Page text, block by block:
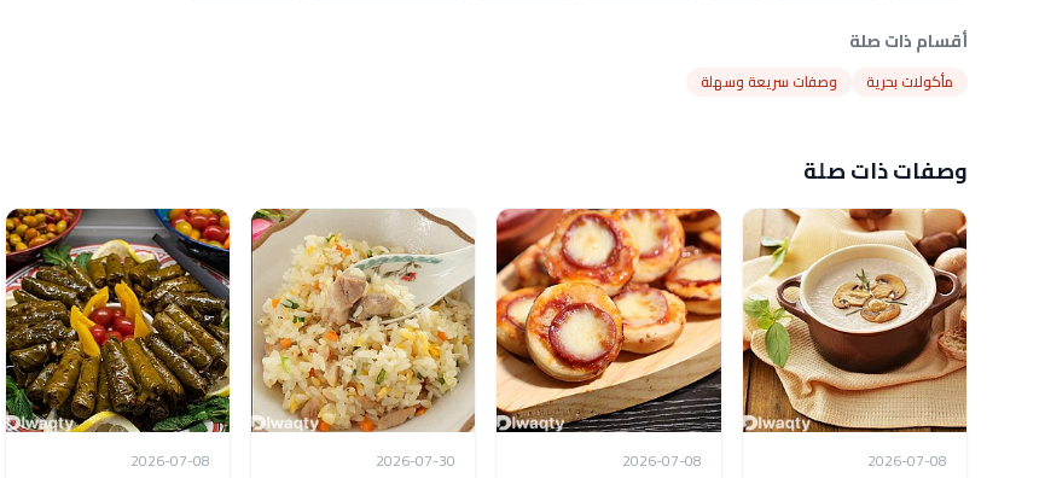
أقسام ذات صلة
مأكولات بحرية وصفات سريعة وسهلة
وصفات ذات صلة
2026-07-08
2026-07-08
2026-07-30
2026-07-08